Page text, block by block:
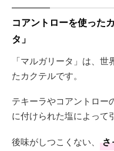
コアントローを使った
タ」
「マルガリータ」は、
たカクテルです。
テキーラやコアントロー
に付けられた塩によって
後味がしつこくない、
さ